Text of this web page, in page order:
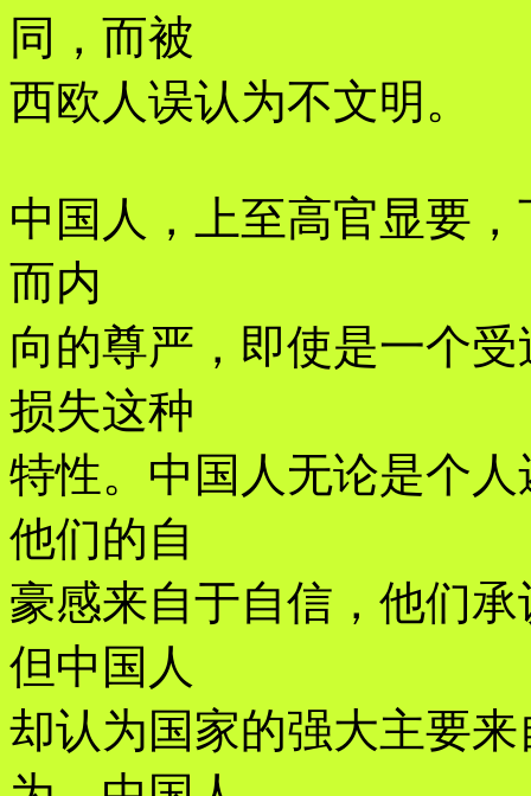
同，而被
西欧人误认为不文明。
中国人，上至高官显要
而内
向的尊严，即使是一个
损失这种
特性。中国人无论是个
他们的自
豪感来自于自信，他们
但中国人
却认为国家的强大主要